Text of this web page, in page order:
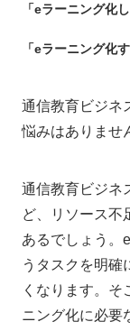
「eラーニング化
「eラーニング化
通信教育ビジネ
悩みはありませ
通信教育ビジネ
ど、リソース不
あるでしょう。
うタスクを明確
くなります。そ
ニング化に必要